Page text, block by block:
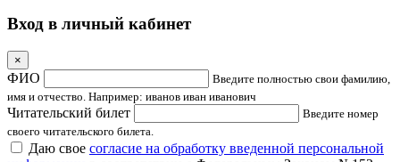
Вход в личный кабинет
×
ФИО
Введите полностью свои фамилию,
имя и отчество. Например: иванов иван иванович
Читательский билет
Введите номер
своего читательского билета.
Даю свое согласие на обработку введенной персональной